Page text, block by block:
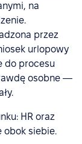
na
przez
urlopowy
do procesu
osobne —
HR oraz
obok siebie.